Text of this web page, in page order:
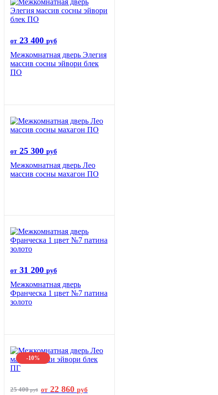
от 23 400 руб
Межкомнатная дверь Элегия
массив сосны эйвори блек
ПО
от 25 300 руб
Межкомнатная дверь Лео
массив сосны махагон ПО
от 31 200 руб
Межкомнатная дверь
Франческа 1 цвет №7 патина
золото
-10%
25 400руб от 22 860 руб